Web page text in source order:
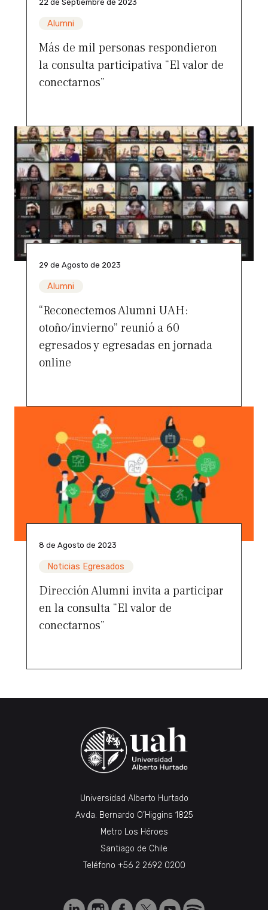
22 de Septiembre de 2023
Alumni
Más de mil personas respondieron
la consulta participativa “El valor de
conectarnos”
29 de Agosto de 2023
Alumni
“Reconectemos Alumni UAH:
otoño/invierno” reunió a 60
egresados y egresadas en jornada
online
8 de Agosto de 2023
Noticias Egresados
Dirección Alumni invita a participar
en la consulta “El valor de
conectarnos”
Universidad Alberto Hurtado
Avda. Bernardo O’Higgins 1825
Metro Los Héroes
Santiago de Chile
Teléfono +56 2 2692 0200